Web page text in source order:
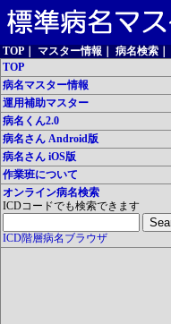
TOP マスター情報 病名検索
TOP
病名マスター情報
運用補助マスター
病名くん2.0
病名さん Android版
病名さん iOS版
作業班について
オンライン病名検索
ICDコードでも検索できます
ICD階層病名ブラウザ